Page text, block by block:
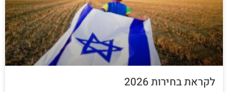
לקראת בחירות 2026